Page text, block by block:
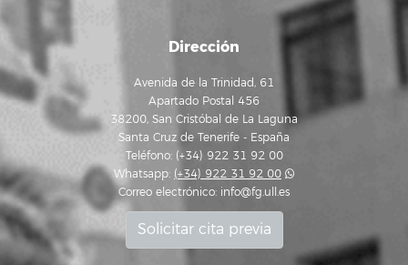
Dirección
Avenida de la Trinidad, 61
Apartado Postal 456
38200, San Cristóbal de La Laguna
Santa Cruz de Tenerife - España
Teléfono: (+34) 922 31 92 00
Whatsapp: (+34) 922 31 92 00
Correo electrónico: info@fg.ull.es
Solicitar cita previa